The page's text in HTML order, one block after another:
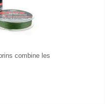
combine les